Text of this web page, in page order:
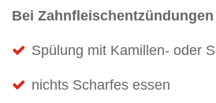
Bei Zahnfleischentzündungen
Spülung mit Kamillen- oder
nichts Scharfes essen